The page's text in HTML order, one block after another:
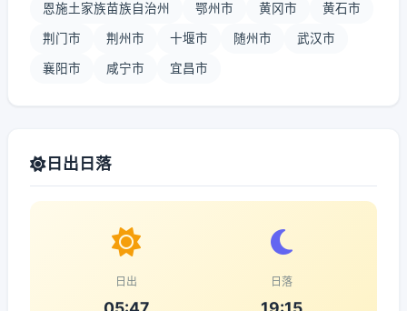
恩施土家族苗族自治州 鄂州市 黄冈市 黄石市
荆门市 荆州市 十堰市 随州市 武汉市
襄阳市 咸宁市 宜昌市
日出日落
日出 日落